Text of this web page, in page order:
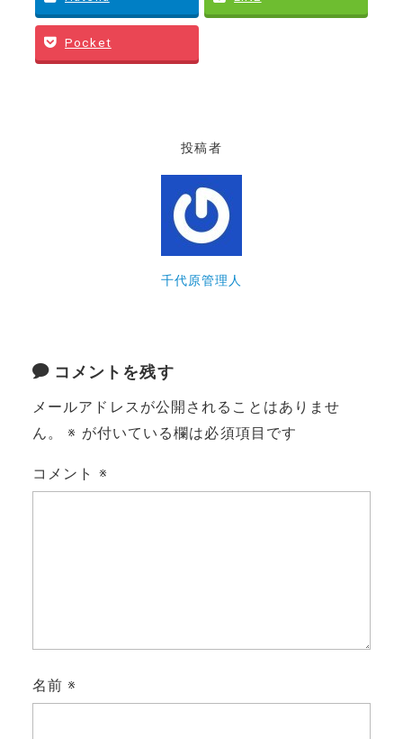
Pocket
投稿者
千代原管理人
コメントを残す
メールアドレスが公開されることはありませ
ん。
※ が付いている欄は必須項目です
コメント ※
名前※